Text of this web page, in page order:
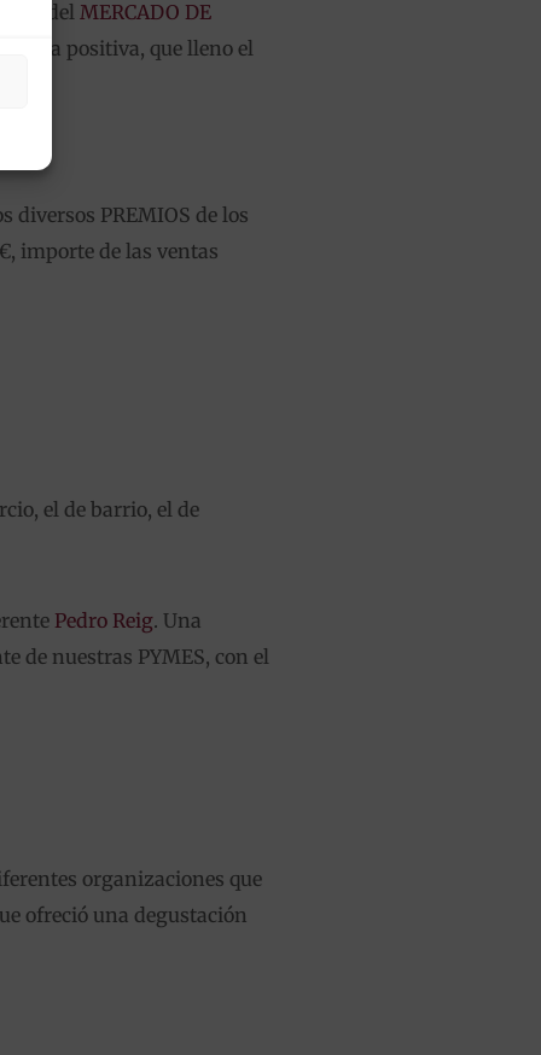
del MERCADO DE
positiva, que lleno el
diversos PREMIOS de los
importe de las ventas
el de barrio, el de
Pedro Reig. Una
de nuestras PYMES, con el
organizaciones que
ofreció una degustación